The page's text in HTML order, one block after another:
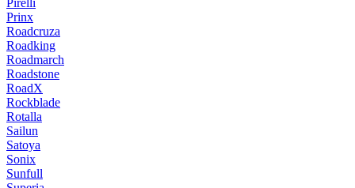
Pirelli
Prinx
Roadcruza
Roadking
Roadmarch
Roadstone
RoadX
Rockblade
Rotalla
Sailun
Satoya
Sonix
Sunfull